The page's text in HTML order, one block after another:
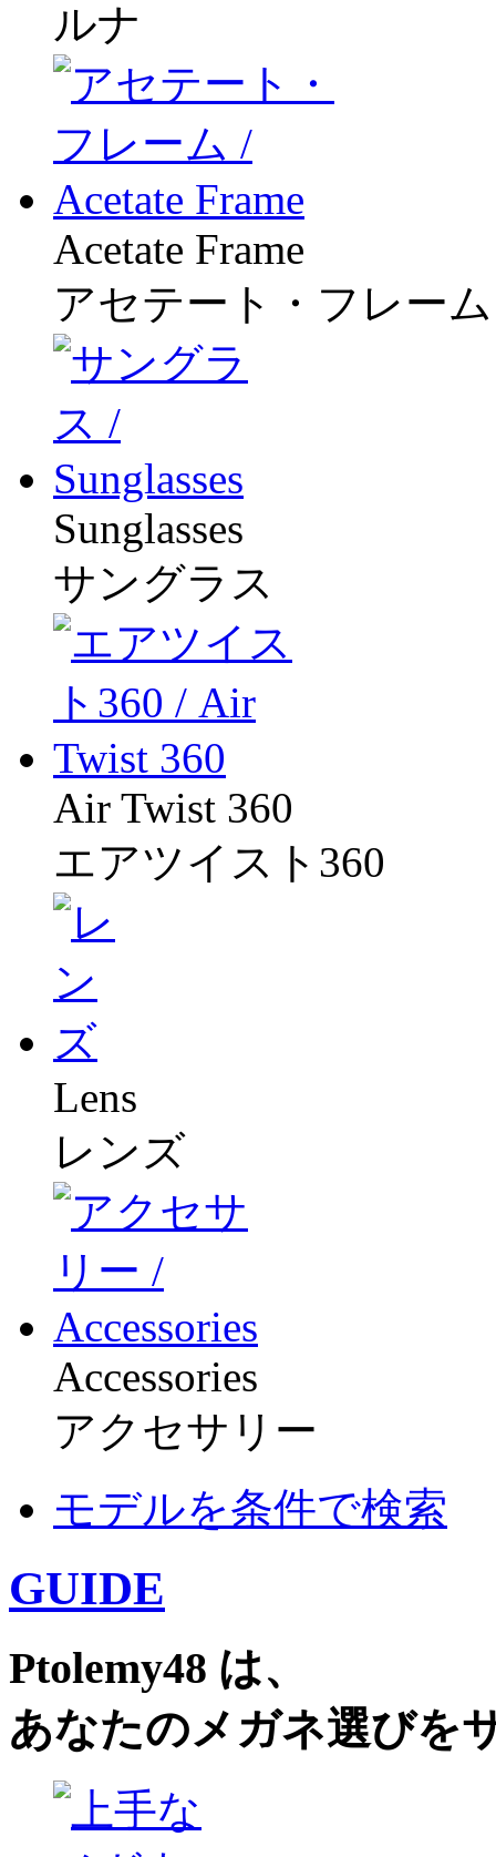
ルナ
Acetate Frame
アセテート・フレーム
Sunglasses
サングラス
Air Twist 360
エアツイスト360
Lens
レンズ
Accessories
アクセサリー
モデルを条件で検索
GUIDE
Ptolemy48 は、
あなたのメガネ選びを